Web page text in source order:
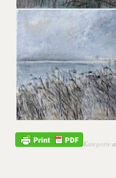
Kategorie